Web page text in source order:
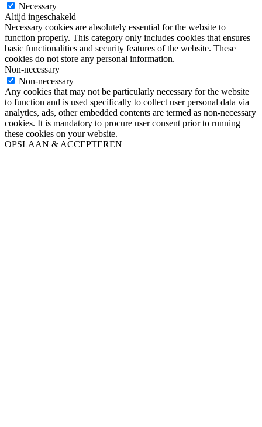
Necessary
Altijd ingeschakeld
Necessary cookies are absolutely essential for the website to
function properly. This category only includes cookies that ensures
basic functionalities and security features of the website. These
cookies do not store any personal information.
Non-necessary
Non-necessary
Any cookies that may not be particularly necessary for the website
to function and is used specifically to collect user personal data via
analytics, ads, other embedded contents are termed as non-necessary
cookies. It is mandatory to procure user consent prior to running
these cookies on your website.
OPSLAAN & ACCEPTEREN